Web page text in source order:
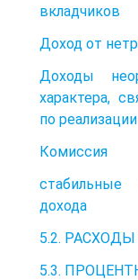
вкладчиков
Доход от
Доходы
характера,
по
Комиссия
дохода
5.2.
5.3.